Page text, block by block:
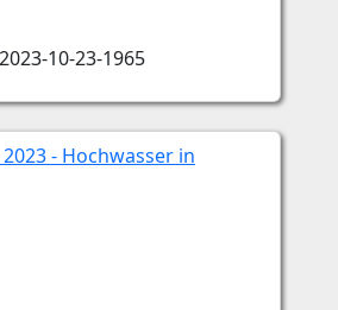
2023-10-23-1965